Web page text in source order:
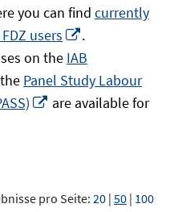
you can find currently
users
neuem
Fenster
öffnen
.
on the IAB
Panel Study Labour
In
are available for
pro Seite:20 | 50 | 100